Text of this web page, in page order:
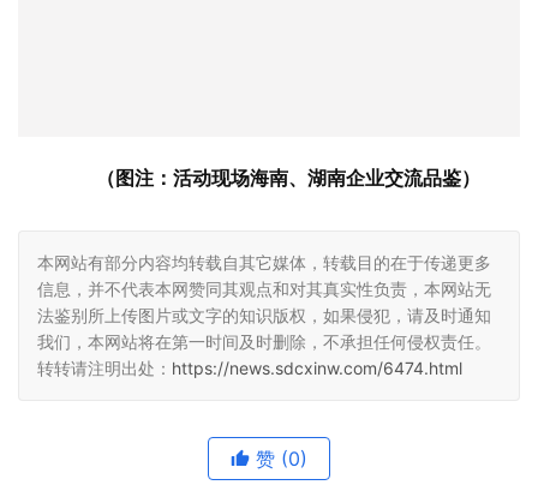
（图注：活动现场海南、湖南企业交流品鉴）
本网站有部分内容均转载自其它媒体，转载目的在于传递更多
信息，并不代表本网赞同其观点和对其真实性负责，本网站无
法鉴别所上传图片或文字的知识版权，如果侵犯，请及时通知
我们，本网站将在第一时间及时删除，不承担任何侵权责任。
转转请注明出处： https://news.sdcxinw.com/6474.html
赞 (0)